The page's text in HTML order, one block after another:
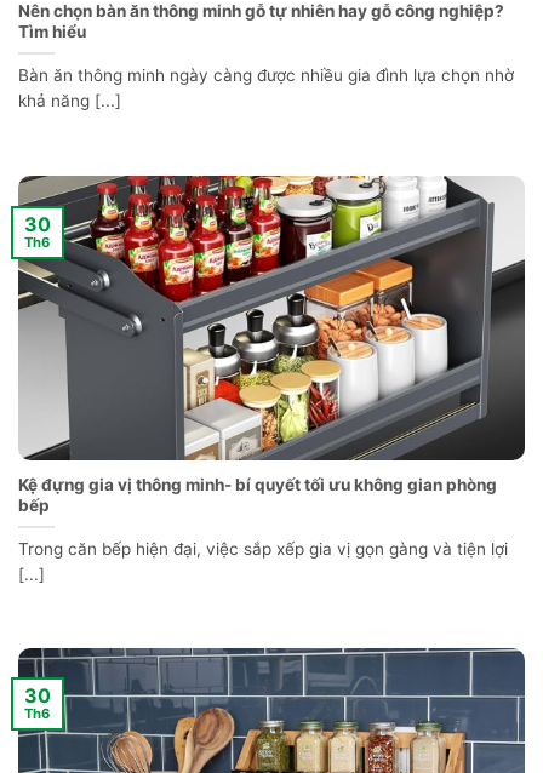
Nên chọn bàn ăn thông minh gỗ tự nhiên hay gỗ công nghiệp?
Tìm hiểu
Bàn ăn thông minh ngày càng được nhiều gia đình lựa chọn nhờ
khả năng [...]
Kệ đựng gia vị thông minh- bí quyết tối ưu không gian phòng
bếp
Trong căn bếp hiện đại, việc sắp xếp gia vị gọn gàng và tiện lợi
[...]
30
Th6
30
Th6